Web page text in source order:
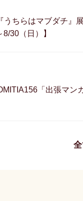
うちらはマブダチ』
8/30（日）】
「出張マン